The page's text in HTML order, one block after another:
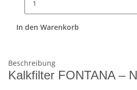
In den Warenkorb
Beschreibung
Kalkfilter FONTANA –